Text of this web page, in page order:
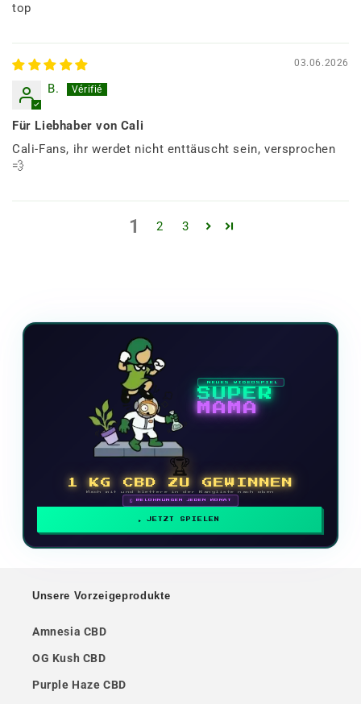
top
03.06.2026
B.
Für Liebhaber von Cali
Cali-Fans, ihr werdet nicht enttäuscht sein, versprochen
💨
1 2 3
NEUES VIDEOSPIEL
SUPER
MAMA
🏆
1 KG CBD ZU GEWINNEN
Mach mit und klettere in der Rangliste nach oben
🗓 BELOHNUNGEN JEDEN MONAT
JETZT SPIELEN
Unsere Vorzeigeprodukte
Amnesia CBD
OG Kush CBD
Purple Haze CBD